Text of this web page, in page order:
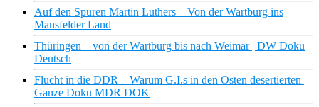
Auf den Spuren Martin Luthers – Von der Wartburg ins
Mansfelder Land
Thüringen – von der Wartburg bis nach Weimar | DW Doku
Deutsch
Flucht in die DDR – Warum G.I.s in den Osten desertierten |
Ganze Doku MDR DOK